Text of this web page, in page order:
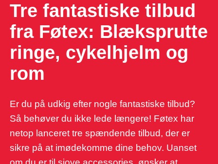
Tre fantastiske tilbud
fra Føtex: Blæksprutte
ringe, cykelhjelm og
rom
Er du på udkig efter nogle fantastiske tilbud?
Så behøver du ikke lede længere! Føtex har
netop lanceret tre spændende tilbud, der er
sikre på at imødekomme dine behov. Uanset